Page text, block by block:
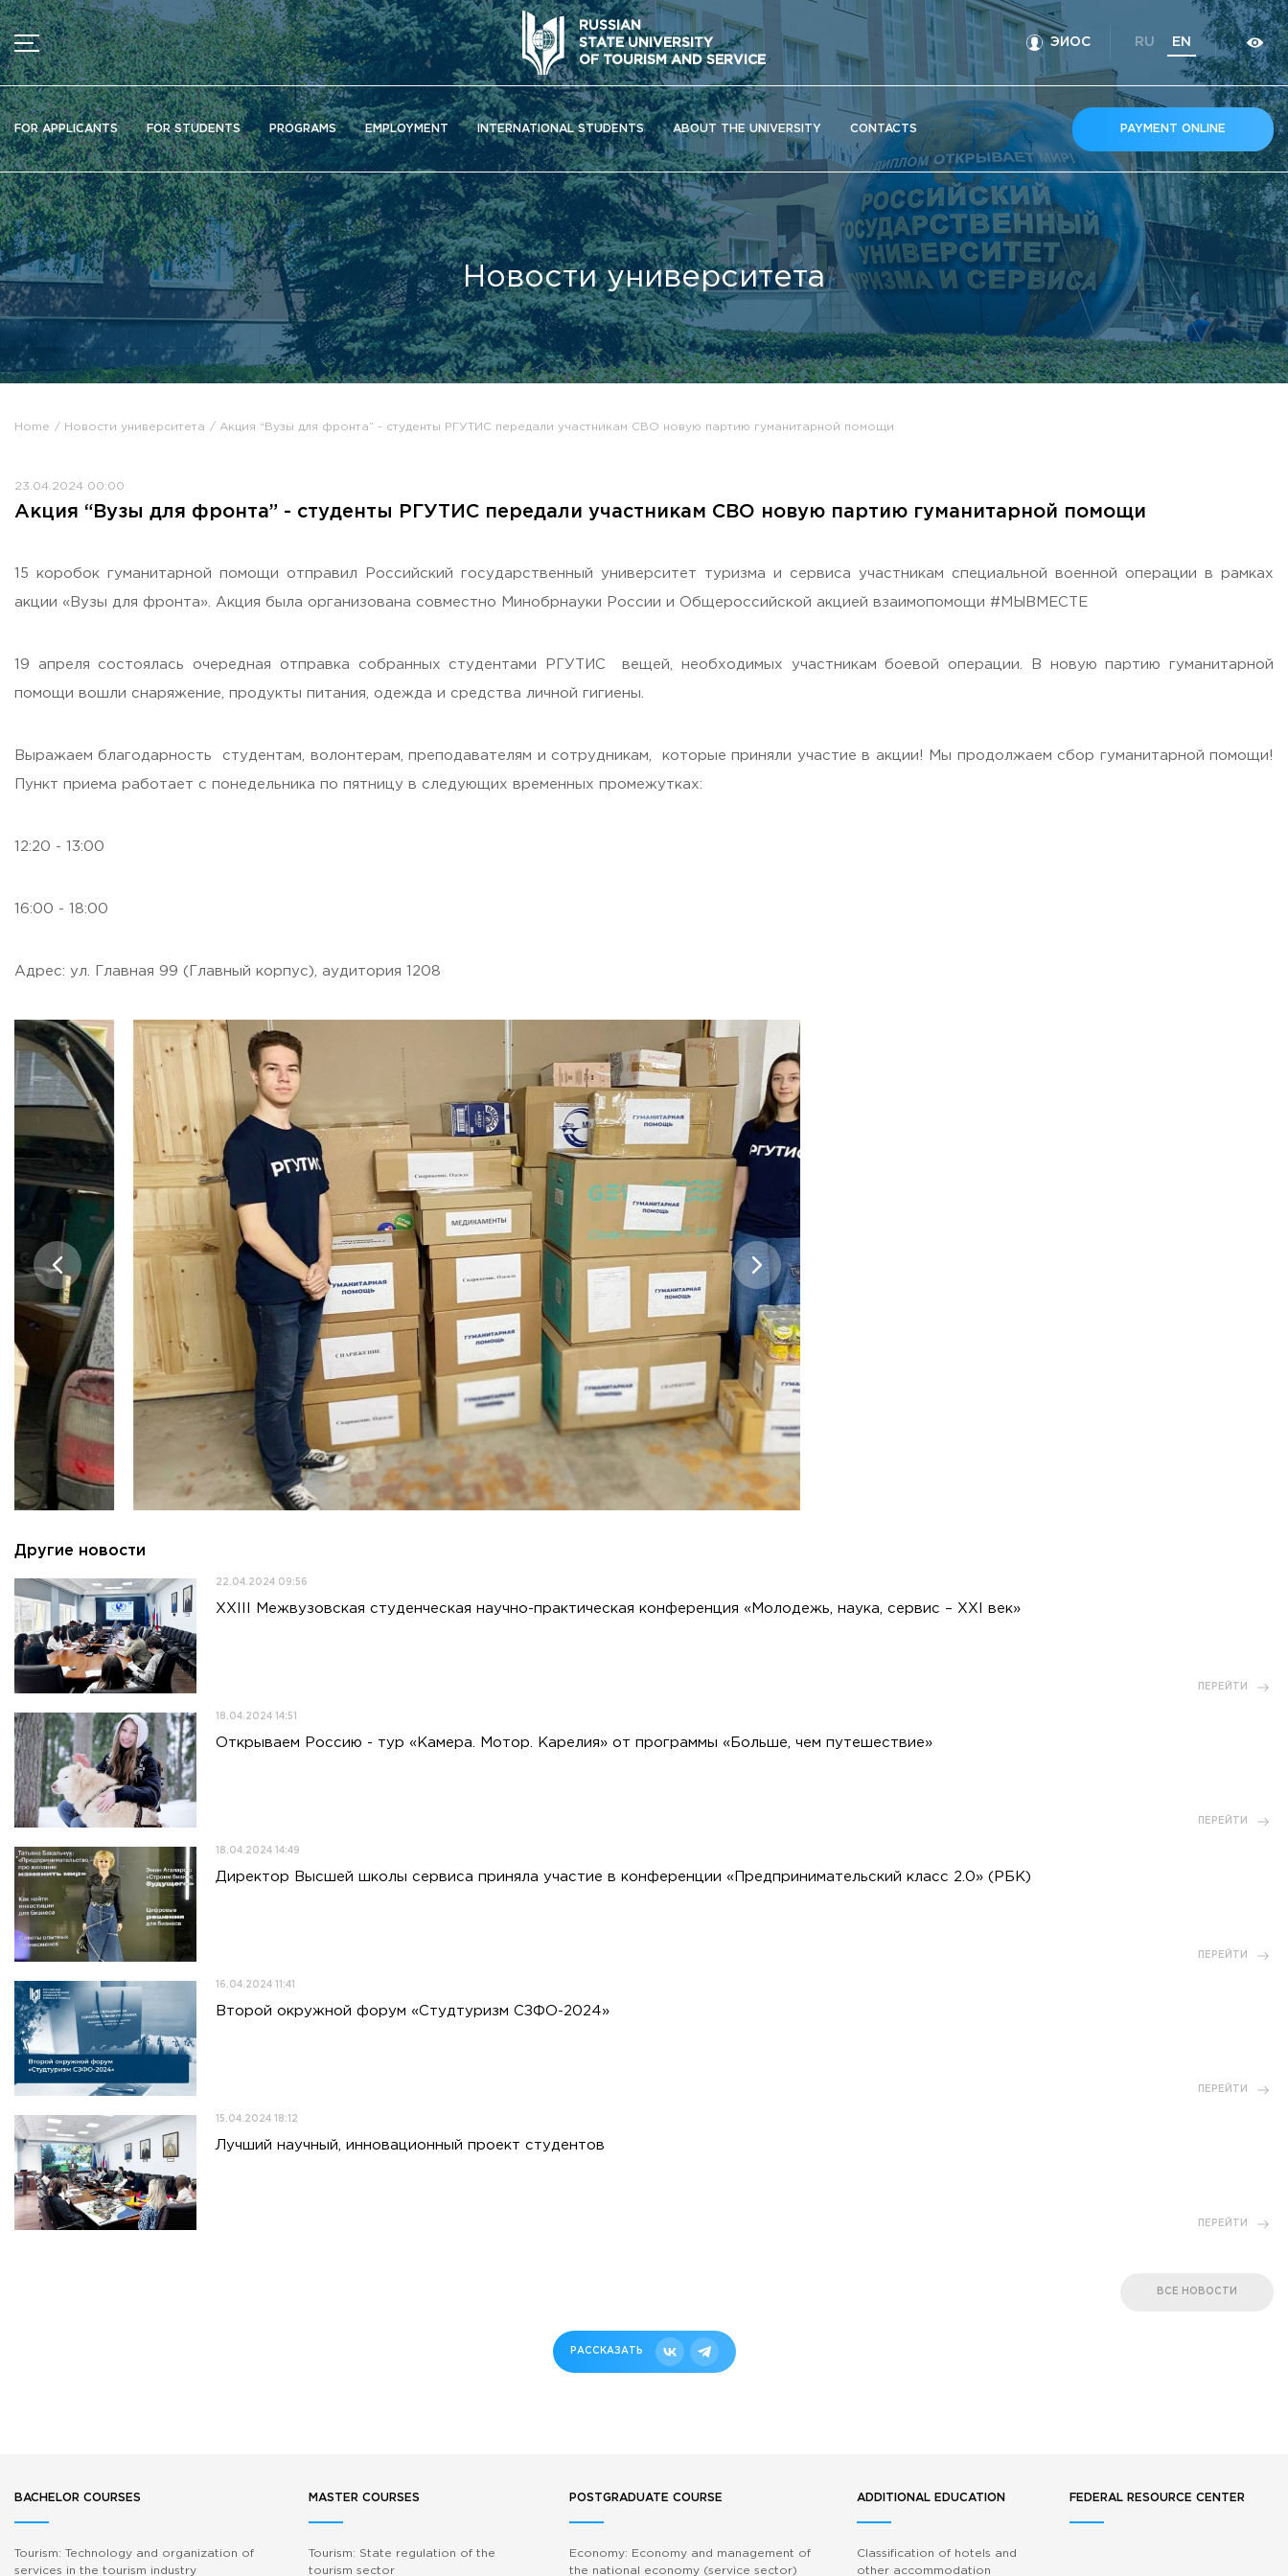
RUSSIAN
STATE UNIVERSITY
OF TOURISM AND SERVICE
ЭИОС RU EN
FOR APPLICANTS FOR STUDENTS PROGRAMS EMPLOYMENT INTERNATIONAL STUDENTS ABOUT THE UNIVERSITY CONTACTS PAYMENT ONLINE
MENU
News
Ads
Documents
Information about educational organization
Officially about admission
Scientific activity
Higher schools / Institutes / Departments
Additional education
Федеральный ресурсный центр
Вакантные места для приема (перевода)
Housing and utilities
Визово-регистрационное сопровождение иностранных граждан
Партнерские проекты
Olympiads
+7 (495) 940 83 00
E-MAIL
obrashenia@rguts.ru
WORKING HOURS
Mo-th: from 09:00 to 18:00;
Fr: from 09:00 to 16:45;
Новости университета
Home Новости университета Акция “Вузы для фронта” - студенты РГУТИС передали участникам СВО новую партию гуманитарной помощи
23.04.2024 00:00
Акция “Вузы для фронта” - студенты РГУТИС передали участникам СВО новую партию гуманитарной помощи
15 коробок гуманитарной помощи отправил Российский государственный университет туризма и сервиса участникам специальной военной операции в рамках
акции «Вузы для фронта». Акция была организована совместно Минобрнауки России и Общероссийской акцией взаимопомощи #МЫВМЕСТЕ
19 апреля состоялась очередная отправка собранных студентами РГУТИС вещей, необходимых участникам боевой операции. В новую партию гуманитарной
помощи вошли снаряжение, продукты питания, одежда и средства личной гигиены.
Выражаем благодарность студентам, волонтерам, преподавателям и сотрудникам, которые приняли участие в акции! Мы продолжаем сбор гуманитарной помощи!
Пункт приема работает с понедельника по пятницу в следующих временных промежутках:
12:20 - 13:00
16:00 - 18:00
Адрес: ул. Главная 99 (Главный корпус), аудитория 1208
Другие новости
22.04.2024 09:56
XXIII Межвузовская студенческая научно-практическая конференция «Молодежь, наука, сервис – XXI век»
ПЕРЕЙТИ
18.04.2024 14:51
Открываем Россию - тур «Камера. Мотор. Карелия» от программы «Больше, чем путешествие»
ПЕРЕЙТИ
18.04.2024 14:49
Директор Высшей школы сервиса приняла участие в конференции «Предпринимательский класс 2.0» (РБК)
ПЕРЕЙТИ
16.04.2024 11:41
Второй окружной форум «Студтуризм СЗФО-2024»
ПЕРЕЙТИ
15.04.2024 18:12
Лучший научный, инновационный проект студентов
ПЕРЕЙТИ
ВСЕ НОВОСТИ
РАССКАЗАТЬ
BACHELOR COURSES
Tourism: Technology and organization of
services in the tourism industry
MASTER COURSES
Tourism: State regulation of the
tourism sector
POSTGRADUATE COURSE
Economy: Economy and management of
the national economy (service sector)
ADDITIONAL EDUCATION
Classification of hotels and
other accommodation
FEDERAL RESOURCE CENTER